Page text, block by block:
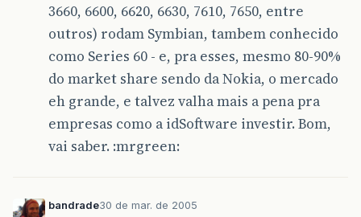
3660, 6600, 6620, 6630, 7610, 7650, entre
outros) rodam Symbian, tambem conhecido
como Series 60 - e, pra esses, mesmo 80-90%
do market share sendo da Nokia, o mercado
eh grande, e talvez valha mais a pena pra
empresas como a idSoftware investir. Bom,
vai saber. :mrgreen:
bandrade30 de mar. de 2005